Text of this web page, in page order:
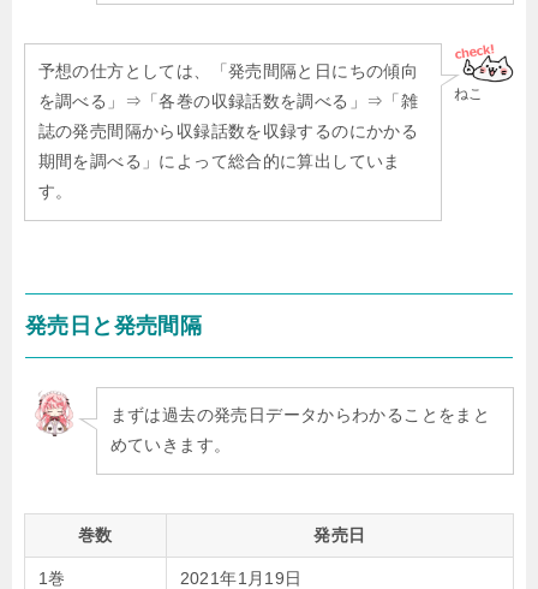
ねこ
予想の仕方としては、「発売間隔と日にちの傾向
を調べる」⇒「各巻の収録話数を調べる」⇒「雑
誌の発売間隔から収録話数を収録するのにかかる
期間を調べる」によって総合的に算出していま
す。
発売日と発売間隔
まずは過去の発売日データからわかることをまと
めていきます。
巻数 発売日
1巻 2021年1月19日